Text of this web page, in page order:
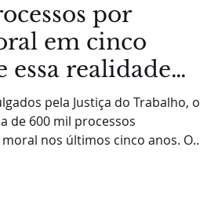
por
em cinco
essa realidade
pela Justiça do Trabalho, o
de 600 mil processos
nos últimos cinco anos. O